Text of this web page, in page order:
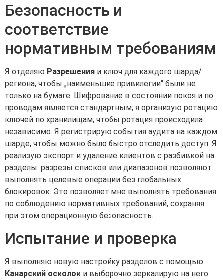
Безопасность и
соответствие
нормативным требованиям
Я отделяю Разрешения и ключ для каждого шарда/
региона, чтобы „наименьшие привилегии“ были не
только на бумаге. Шифрование в состоянии покоя и по
проводам является стандартным; я организую ротацию
ключей по хранилищам, чтобы ротация происходила
независимо. Я регистрирую события аудита на каждом
шарде, чтобы можно было быстро отследить доступ. Я
реализую экспорт и удаление клиентов с разбивкой на
разделы: разрезы списков или диапазонов позволяют
выполнять целевые операции без глобальных
блокировок. Это позволяет мне выполнять требования
по соблюдению нормативных требований, сохраняя
при этом операционную безопасность.
Испытание и проверка
Я выполняю новую настройку разделов с помощью
Канарский осколок и выборочно зеркалирую на него